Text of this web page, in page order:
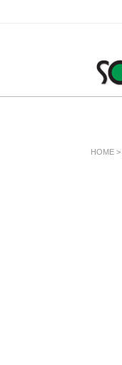
HOME >